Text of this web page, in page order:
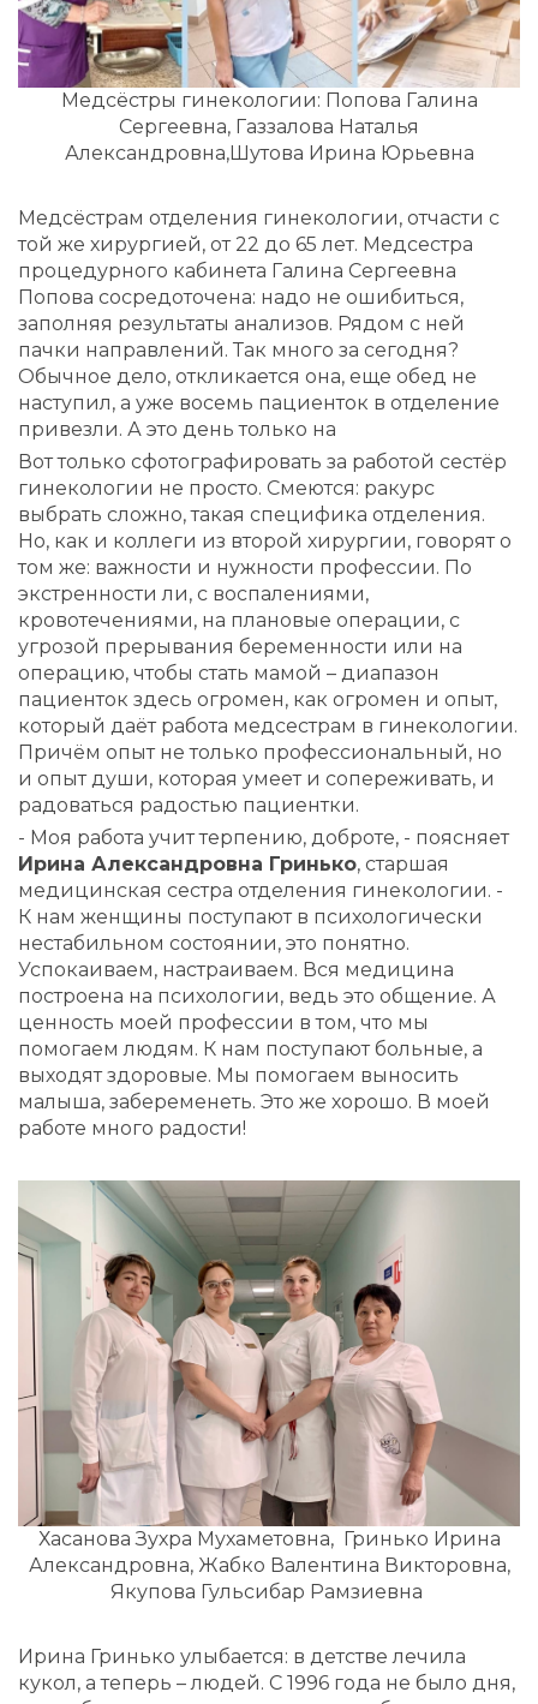
Медсёстры гинекологии: Попова Галина
Сергеевна, Газзалова Наталья
Александровна,Шутова Ирина Юрьевна
Медсёстрам отделения гинекологии, отчасти с
той же хирургией, от 22 до 65 лет. Медсестра
процедурного кабинета Галина Сергеевна
Попова сосредоточена: надо не ошибиться,
заполняя результаты анализов. Рядом с ней
пачки направлений. Так много за сегодня?
Обычное дело, откликается она, еще обед не
наступил, а уже восемь пациенток в отделение
привезли. А это день только на
Вот только сфотографировать за работой сестёр
гинекологии не просто. Смеются: ракурс
выбрать сложно, такая специфика отделения.
Но, как и коллеги из второй хирургии, говорят о
том же: важности и нужности профессии. По
экстренности ли, с воспалениями,
кровотечениями, на плановые операции, с
угрозой прерывания беременности или на
операцию, чтобы стать мамой – диапазон
пациенток здесь огромен, как огромен и опыт,
который даёт работа медсестрам в гинекологии.
Причём опыт не только профессиональный, но
и опыт души, которая умеет и сопереживать, и
радоваться радостью пациентки.
- Моя работа учит терпению, доброте, - поясняет
Ирина Александровна Гринько, старшая
медицинская сестра отделения гинекологии. -
К нам женщины поступают в психологически
нестабильном состоянии, это понятно.
Успокаиваем, настраиваем. Вся медицина
построена на психологии, ведь это общение. А
ценность моей профессии в том, что мы
помогаем людям. К нам поступают больные, а
выходят здоровые. Мы помогаем выносить
малыша, забеременеть. Это же хорошо. В моей
работе много радости!
Хасанова Зухра Мухаметовна, Гринько Ирина
Александровна, Жабко Валентина Викторовна,
Якупова Гульсибар Рамзиевна
Ирина Гринько улыбается: в детстве лечила
кукол, а теперь – людей. С 1996 года не было дня,